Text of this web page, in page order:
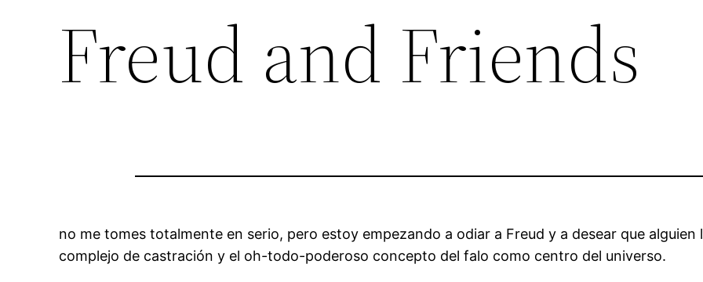
Freud and Friends
no me tomes totalmente en serio, pero estoy empezando a odiar a Freud y a desear que alguien
complejo de castración y el oh-todo-poderoso concepto del falo como centro del universo.